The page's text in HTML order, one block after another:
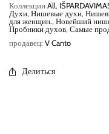
КоллекцииAll,
Духи, Нишевые духи,
для женщин., Новейший
Пробники духов, Самые
продавец: V Canto
Делиться